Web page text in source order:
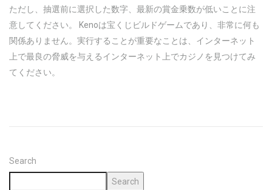
ただし、抽選前に選択した数字、最新の賞金乗数が低いことに注
意してください。 Kenoは宝くじビルドゲームであり、非常に何も
関係ありません。実行することが重要なことは、インターネット
上で最良の脅威を与えるインターネット上でカジノを見つけてみ
てください。
Search
Search